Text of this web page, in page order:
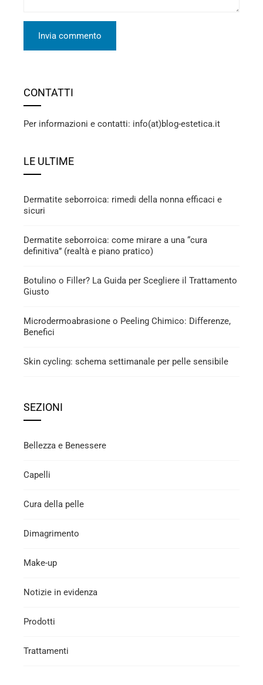
CONTATTI
Per informazioni e contatti: info(at)blog-estetica.it
LE ULTIME
Dermatite seborroica: rimedi della nonna efficaci e
sicuri
Dermatite seborroica: come mirare a una “cura
definitiva” (realtà e piano pratico)
Botulino o Filler? La Guida per Scegliere il Trattamento
Giusto
Microdermoabrasione o Peeling Chimico: Differenze,
Benefici
Skin cycling: schema settimanale per pelle sensibile
SEZIONI
Bellezza e Benessere
Capelli
Cura della pelle
Dimagrimento
Make-up
Notizie in evidenza
Prodotti
Trattamenti